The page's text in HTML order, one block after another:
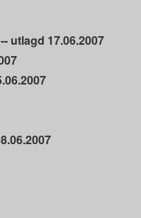
utlagd 17.06.2007